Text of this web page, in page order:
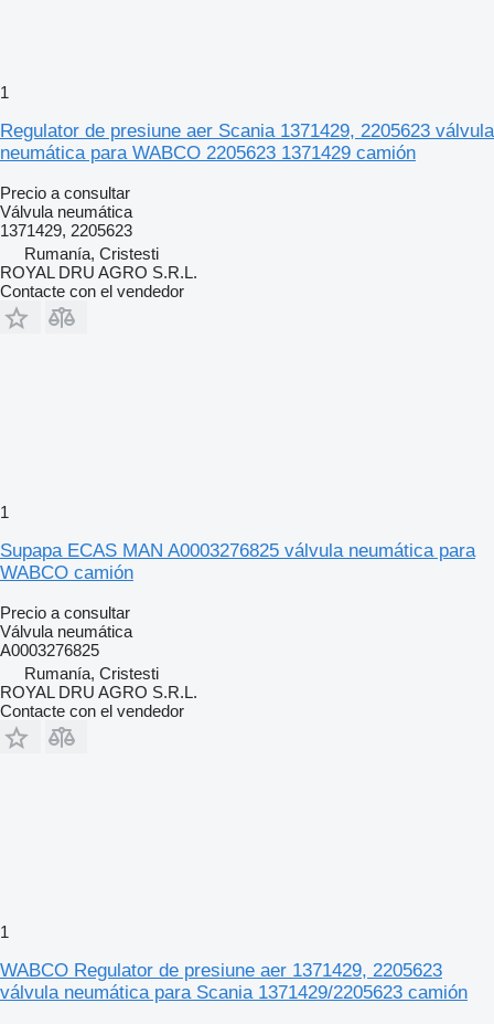
1
Regulator de presiune aer Scania 1371429, 2205623 válvula
neumática para WABCO 2205623 1371429 camión
Precio a consultar
Válvula neumática
1371429, 2205623
Rumanía, Cristesti
ROYAL DRU AGRO S.R.L.
Contacte con el vendedor
1
Supapa ECAS MAN A0003276825 válvula neumática para
WABCO camión
Precio a consultar
Válvula neumática
A0003276825
Rumanía, Cristesti
ROYAL DRU AGRO S.R.L.
Contacte con el vendedor
1
WABCO Regulator de presiune aer 1371429, 2205623
válvula neumática para Scania 1371429/2205623 camión